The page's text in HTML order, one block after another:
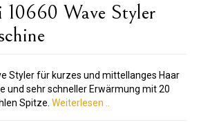
Wave Styler
Styler für kurzes und mittellanges Haar
und sehr schneller Erwärmung mit 20
Spitze. Weiterlesen ..